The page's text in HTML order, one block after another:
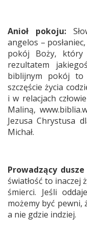
Anioł pokoju:
angelos –
pokój Boży,
rezultatem
biblijnym pokój
szczęście życia
i w relacjach
Maliną,
Jezusa Chrystusa
Michał.
Prowadzący
światłość to inaczej
śmierci. Jeśli
możemy być pewni,
a nie gdzie indziej.